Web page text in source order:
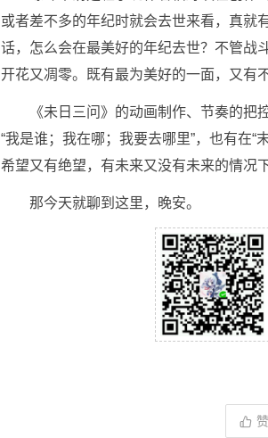
或者差不多的年纪时就会去世来看，真就
话，怎么会在最美好的年纪去世？不管战
开花又凋零。既有最为美好的一面，又有
《未日三问》的动画制作、节奏的
“我是谁；我在哪；我要去哪里”，也有在
希望又有绝望，有未来又没有未来的情况
那今天就聊到这里，晚安。
赞